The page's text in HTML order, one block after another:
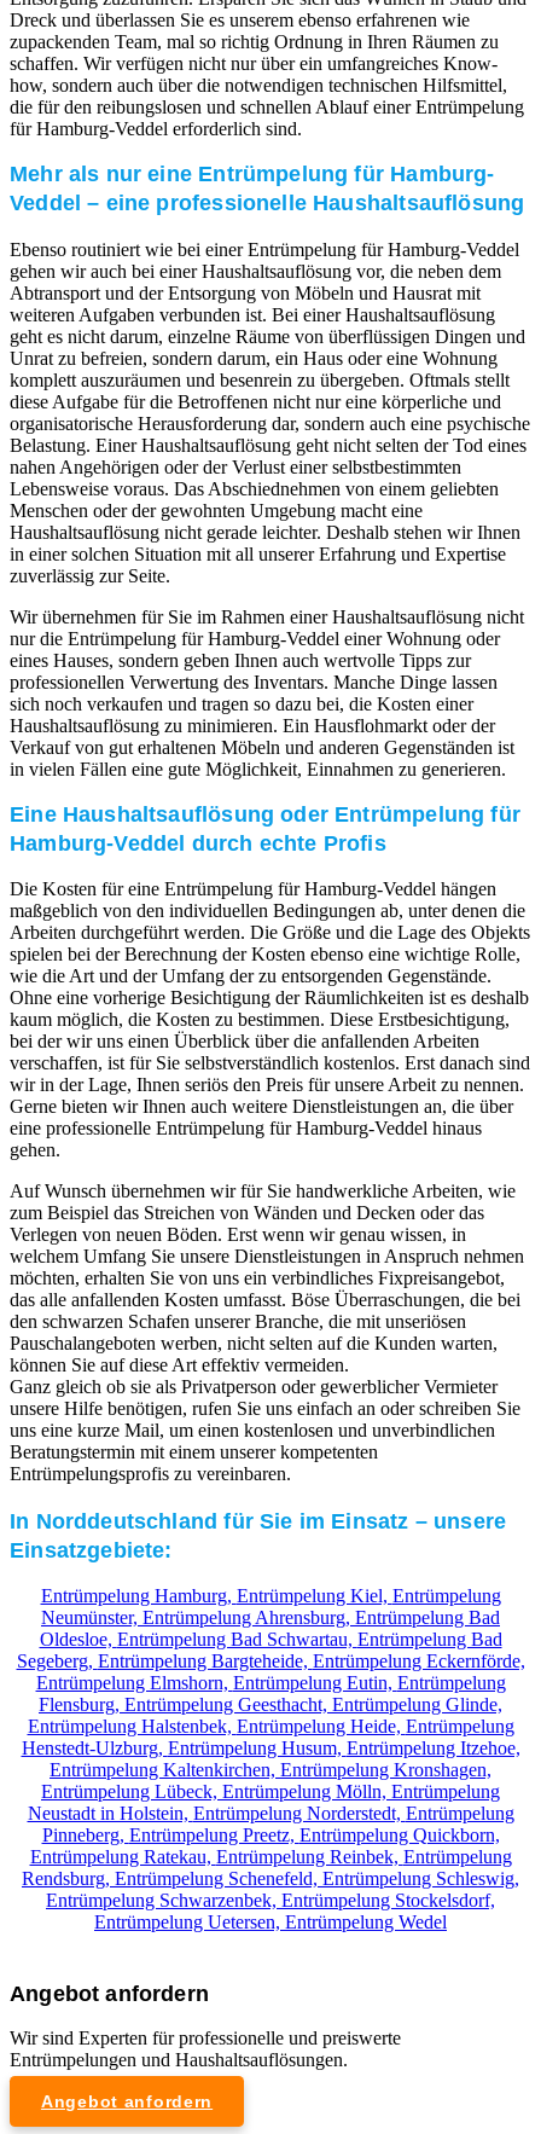
Dreck und überlassen Sie es unserem ebenso erfahrenen wie
zupackenden Team, mal so richtig Ordnung in Ihren Räumen zu
schaffen. Wir verfügen nicht nur über ein umfangreiches Know-
how, sondern auch über die notwendigen technischen Hilfsmittel,
die für den reibungslosen und schnellen Ablauf einer Entrümpelung
für Hamburg-Veddel erforderlich sind.
Mehr als nur eine Entrümpelung für Hamburg-
Veddel – eine professionelle Haushaltsauflösung
Ebenso routiniert wie bei einer Entrümpelung für Hamburg-Veddel
gehen wir auch bei einer Haushaltsauflösung vor, die neben dem
Abtransport und der Entsorgung von Möbeln und Hausrat mit
weiteren Aufgaben verbunden ist. Bei einer Haushaltsauflösung
geht es nicht darum, einzelne Räume von überflüssigen Dingen und
Unrat zu befreien, sondern darum, ein Haus oder eine Wohnung
komplett auszuräumen und besenrein zu übergeben. Oftmals stellt
diese Aufgabe für die Betroffenen nicht nur eine körperliche und
organisatorische Herausforderung dar, sondern auch eine psychische
Belastung. Einer Haushaltsauflösung geht nicht selten der Tod eines
nahen Angehörigen oder der Verlust einer selbstbestimmten
Lebensweise voraus. Das Abschiednehmen von einem geliebten
Menschen oder der gewohnten Umgebung macht eine
Haushaltsauflösung nicht gerade leichter. Deshalb stehen wir Ihnen
in einer solchen Situation mit all unserer Erfahrung und Expertise
zuverlässig zur Seite.
Wir übernehmen für Sie im Rahmen einer Haushaltsauflösung nicht
nur die Entrümpelung für Hamburg-Veddel einer Wohnung oder
eines Hauses, sondern geben Ihnen auch wertvolle Tipps zur
professionellen Verwertung des Inventars. Manche Dinge lassen
sich noch verkaufen und tragen so dazu bei, die Kosten einer
Haushaltsauflösung zu minimieren. Ein Hausflohmarkt oder der
Verkauf von gut erhaltenen Möbeln und anderen Gegenständen ist
in vielen Fällen eine gute Möglichkeit, Einnahmen zu generieren.
Eine Haushaltsauflösung oder Entrümpelung für
Hamburg-Veddel durch echte Profis
Die Kosten für eine Entrümpelung für Hamburg-Veddel hängen
maßgeblich von den individuellen Bedingungen ab, unter denen die
Arbeiten durchgeführt werden. Die Größe und die Lage des Objekts
spielen bei der Berechnung der Kosten ebenso eine wichtige Rolle,
wie die Art und der Umfang der zu entsorgenden Gegenstände.
Ohne eine vorherige Besichtigung der Räumlichkeiten ist es deshalb
kaum möglich, die Kosten zu bestimmen. Diese Erstbesichtigung,
bei der wir uns einen Überblick über die anfallenden Arbeiten
verschaffen, ist für Sie selbstverständlich kostenlos. Erst danach sind
wir in der Lage, Ihnen seriös den Preis für unsere Arbeit zu nennen.
Gerne bieten wir Ihnen auch weitere Dienstleistungen an, die über
eine professionelle Entrümpelung für Hamburg-Veddel hinaus
gehen.
Auf Wunsch übernehmen wir für Sie handwerkliche Arbeiten, wie
zum Beispiel das Streichen von Wänden und Decken oder das
Verlegen von neuen Böden. Erst wenn wir genau wissen, in
welchem Umfang Sie unsere Dienstleistungen in Anspruch nehmen
möchten, erhalten Sie von uns ein verbindliches Fixpreisangebot,
das alle anfallenden Kosten umfasst. Böse Überraschungen, die bei
den schwarzen Schafen unserer Branche, die mit unseriösen
Pauschalangeboten werben, nicht selten auf die Kunden warten,
können Sie auf diese Art effektiv vermeiden.
Ganz gleich ob sie als Privatperson oder gewerblicher Vermieter
unsere Hilfe benötigen, rufen Sie uns einfach an oder schreiben Sie
uns eine kurze Mail, um einen kostenlosen und unverbindlichen
Beratungstermin mit einem unserer kompetenten
Entrümpelungsprofis zu vereinbaren.
In Norddeutschland für Sie im Einsatz – unsere
Einsatzgebiete:
Entrümpelung Hamburg, Entrümpelung Kiel, Entrümpelung
Neumünster, Entrümpelung Ahrensburg, Entrümpelung Bad
Oldesloe, Entrümpelung Bad Schwartau, Entrümpelung Bad
Segeberg, Entrümpelung Bargteheide, Entrümpelung Eckernförde,
Entrümpelung Elmshorn, Entrümpelung Eutin, Entrümpelung
Flensburg, Entrümpelung Geesthacht, Entrümpelung Glinde,
Entrümpelung Halstenbek, Entrümpelung Heide, Entrümpelung
Henstedt-Ulzburg, Entrümpelung Husum, Entrümpelung Itzehoe,
Entrümpelung Kaltenkirchen, Entrümpelung Kronshagen,
Entrümpelung Lübeck, Entrümpelung Mölln, Entrümpelung
Neustadt in Holstein, Entrümpelung Norderstedt, Entrümpelung
Pinneberg, Entrümpelung Preetz, Entrümpelung Quickborn,
Entrümpelung Ratekau, Entrümpelung Reinbek, Entrümpelung
Rendsburg, Entrümpelung Schenefeld, Entrümpelung Schleswig,
Entrümpelung Schwarzenbek, Entrümpelung Stockelsdorf,
Entrümpelung Uetersen, Entrümpelung Wedel
Angebot anfordern
Wir sind Experten für professionelle und preiswerte
Entrümpelungen und Haushaltsauflösungen.
Angebot anfordern